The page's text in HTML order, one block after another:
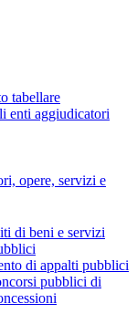
tabellare
enti aggiudicatori
opere, servizi e
di beni e servizi
di appalti pubblici
pubblici di